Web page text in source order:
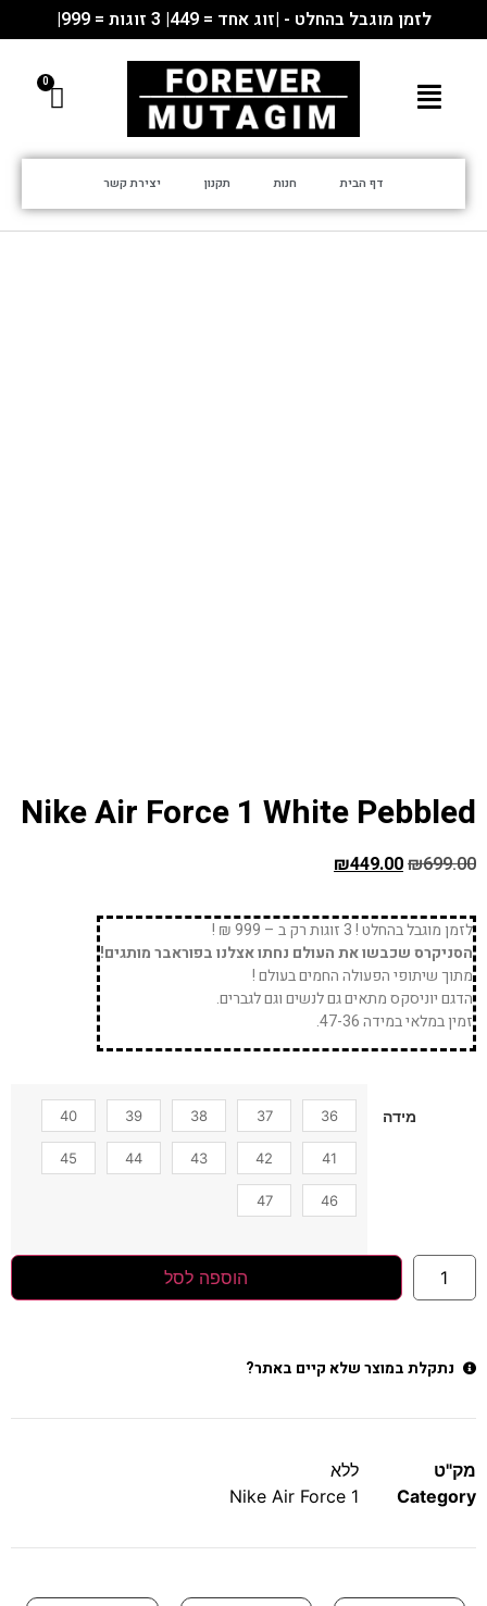
לזמן מוגבל בהחלט - |זוג אחד = 449| 3 זוגות = 999|
דף הבית חנות תקנון יצירת קשר
Nike Air Force 1 White Pebbled
₪699.00
₪449.00
לזמן מוגבל בהחלט ! 3 זוגות רק ב – 999 ₪ !
הסניקרס שכבשו את העולם נחתו אצלנו בפוראבר מותגים!
מתוך שיתופי הפעולה החמים בעולם !
הדגם יוניסקס מתאים גם לנשים וגם לגברים.
זמין במלאי במידה 47-36.
מידה 36
37
38
39
40
41
42
43
44
45
46
47
הוספה לסל
נתקלת במוצר שלא קיים באתר?
מק"ט
ללא
Category
Nike Air Force 1